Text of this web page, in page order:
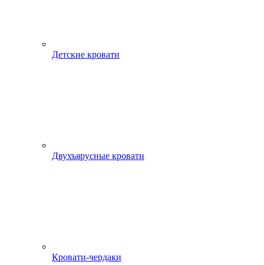
Детские кровати
Двухъярусные кровати
Кровати-чердаки